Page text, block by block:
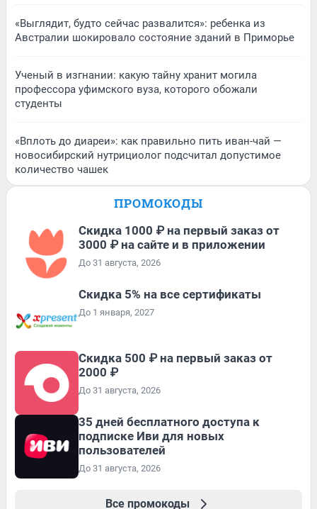
«Выглядит, будто сейчас развалится»: ребенка из
Австралии шокировало состояние зданий в Приморье
Ученый в изгнании: какую тайну хранит могила
профессора уфимского вуза, которого обожали
студенты
«Вплоть до диареи»: как правильно пить иван-чай —
новосибирский нутрициолог подсчитал допустимое
количество чашек
ПРОМОКОДЫ
Скидка 1000 ₽ на первый заказ от
3000 ₽ на сайте и в приложении
До 31 августа, 2026
Скидка 5% на все сертификаты
До 1 января, 2027
Скидка 500 ₽ на первый заказ от
2000 ₽
До 31 августа, 2026
35 дней бесплатного доступа к
подписке Иви для новых
пользователей
До 31 августа, 2026
Все промокоды